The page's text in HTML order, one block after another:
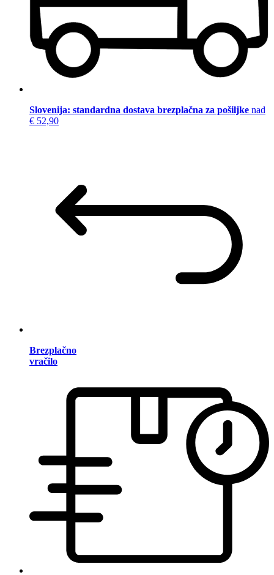
Slovenija: standardna dostava brezplačna za pošiljke nad
€ 52,90
Brezplačno
vračilo